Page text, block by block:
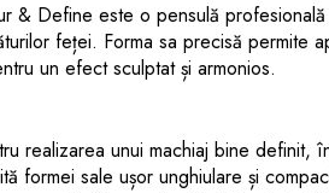
& Define este o pensulă
feței. Forma sa precisă permite
un efect sculptat și armonios.
realizarea unui machiaj bine definit,
formei sale ușor unghiulare și